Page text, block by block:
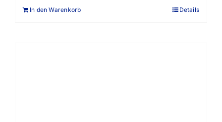
In den Warenkorb Details